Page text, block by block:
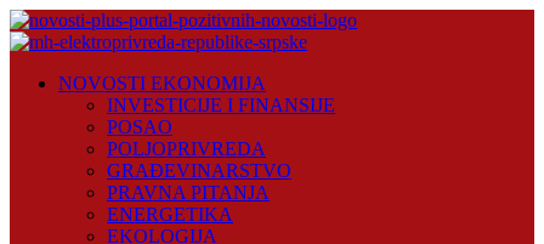
Skip
to
Plus
NOVOSTI EKONOMIJA
INVESTICIJE I FINANSIJE
POSAO
POLJOPRIVREDA
GRAĐEVINARSTVO
PRAVNA PITANJA
ENERGETIKA
EKOLOGIJA